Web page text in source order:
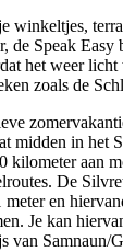
winkeltjes,
de Speak Easy
het weer
zoals de
midden in het
kilometer aan
De
en
Je kan
van Samnaun/